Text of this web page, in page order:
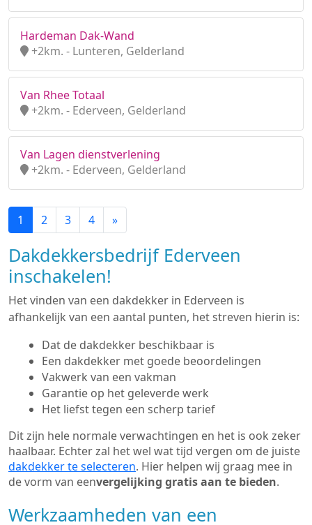
Hardeman Dak-Wand
+2km. - Lunteren, Gelderland
Van Rhee Totaal
+2km. - Ederveen, Gelderland
Van Lagen dienstverlening
+2km. - Ederveen, Gelderland
1 2 3 4 »
Dakdekkersbedrijf Ederveen
inschakelen!
Het vinden van een dakdekker in Ederveen is
afhankelijk van een aantal punten, het streven hierin is:
Dat de dakdekker beschikbaar is
Een dakdekker met goede beoordelingen
Vakwerk van een vakman
Garantie op het geleverde werk
Het liefst tegen een scherp tarief
Dit zijn hele normale verwachtingen en het is ook zeker
haalbaar. Echter zal het wel wat tijd vergen om de juiste
dakdekker te selecteren. Hier helpen wij graag mee in
de vorm van eenvergelijking gratis aan te bieden.
Werkzaamheden van een